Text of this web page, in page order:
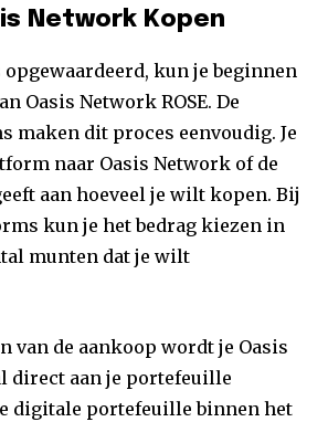
Network Kopen
kun je beginnen
Oasis Network ROSE. De
maken dit proces eenvoudig. Je
naar Oasis Network of de
aan hoeveel je wilt kopen. Bij
kun je het bedrag kiezen in
munten dat je wilt
van de aankoop wordt je Oasis
direct aan je portefeuille
digitale portefeuille binnen het